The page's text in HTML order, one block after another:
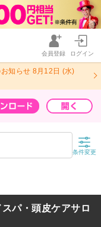
会員登録 ログイン
知らせ 8月12日 (水)
条件変更
パ・頭皮ケアサロ